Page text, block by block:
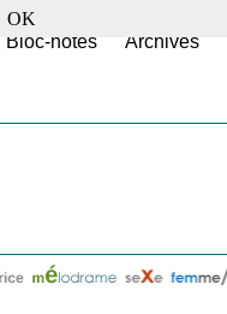
Bloc-notes Archives
OK